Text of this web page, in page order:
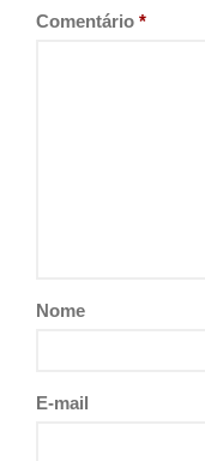
Comentário *
Nome
E-mail